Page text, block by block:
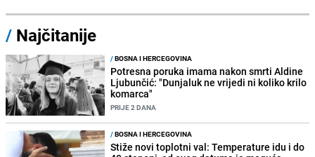
/ Najčitanije
/BOSNA I HERCEGOVINA
Potresna poruka imama nakon smrti Aldine
Ljubunčić: "Dunjaluk ne vrijedi ni koliko krilo
komarca"
PRIJE 2 DANA
/BOSNA I HERCEGOVINA
Stiže novi toplotni val: Temperature idu i do